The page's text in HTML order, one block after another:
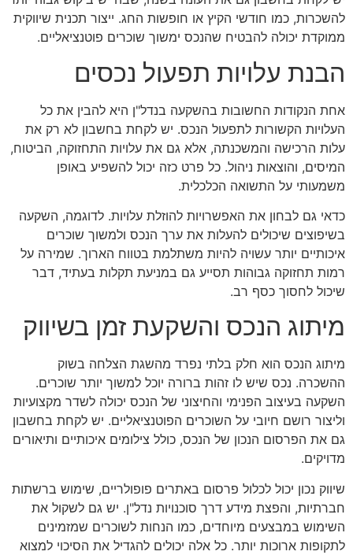
להשכרות, כמו חודשי הקיץ או חופשות החג. ייצור תכנית שיווקית
ממוקדת יכולה להבטיח שהנכס ימשוך שוכרים פוטנציאליים.
הבנת עלויות תפעול נכסים
אחת הנקודות החשובות בהשקעה בנדל"ן היא להבין את כל
העלויות הקשורות לתפעול הנכס. יש לקחת בחשבון לא רק את
עלות הרכישה והמשכנתה, אלא גם את עלויות התחזוקה, הביטוח,
המיסים, והוצאות ניהול. כל פרט כזה יכול להשפיע באופן
משמעותי על התשואה הכלכלית.
כדאי גם לבחון את האפשרויות להוזלת עלויות. לדוגמה, השקעה
בשיפוצים שיכולים להעלות את ערך הנכס ולמשוך שוכרים
איכותיים יותר עשויה להיות משתלמת בטווח הארוך. שמירה על
רמות תחזוקה גבוהות תסייע גם במניעת תקלות בעתיד, דבר
שיכול לחסוך כסף רב.
מיתוג הנכס והשקעת זמן בשיווק
מיתוג הנכס הוא חלק בלתי נפרד מהשגת הצלחה בשוק
ההשכרה. נכס שיש לו זהות ברורה יוכל למשוך יותר שוכרים.
השקעה בעיצוב הפנימי והחיצוני של הנכס יכולה לשדר מקצועיות
וליצור רושם חיובי על השוכרים הפוטנציאליים. יש לקחת בחשבון
גם את הפרסום הנכון של הנכס, כולל צילומים איכותיים ותיאורים
מדויקים.
שיווק נכון יכול לכלול פרסום באתרים פופולריים, שימוש ברשתות
חברתיות, והפצת מידע דרך סוכנויות נדל"ן. יש גם לשקול את
השימוש במבצעים מיוחדים, כמו הנחות לשוכרים שמזמינים
לתקופות ארוכות יותר. כל אלה יכולים להגדיל את הסיכוי למצוא